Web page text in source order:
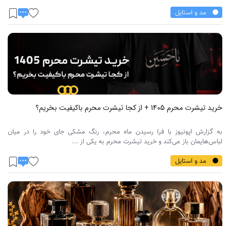
مد و استایل
خرید تیشرت محرم 1405 + از کجا تیشرت محرم باکیفیت بخریم؟
به گزارش اپونیوز با فرا رسیدن ماه محرم، رنگ مشکی جای خود را در میان
لباس‌هایمان باز می‌کند و خرید تیشرت محرم به یکی از ...
مد و استایل